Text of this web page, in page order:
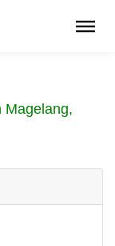
Magelang,